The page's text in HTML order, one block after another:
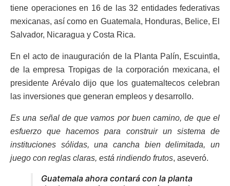
tiene operaciones en 16 de las 32 entidades federativas
mexicanas, así como en Guatemala, Honduras, Belice, El
Salvador, Nicaragua y Costa Rica.
En el acto de inauguración de la Planta Palín, Escuintla,
de la empresa Tropigas de la corporación mexicana, el
presidente Arévalo dijo que los guatemaltecos celebran
las inversiones que generan empleos y desarrollo.
Es una señal de que vamos por buen camino, de que el
esfuerzo que hacemos para construir un sistema de
instituciones sólidas, una cancha bien delimitada, un
juego con reglas claras, está rindiendo frutos, aseveró.
Guatemala ahora contará con la planta